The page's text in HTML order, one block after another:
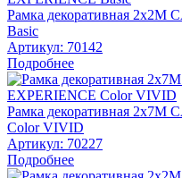
Рамка декоративная 2х2М
Basic
Артикул: 70142
Подробнее
Рамка декоративная 2х7М
Color VIVID
Артикул: 70227
Подробнее